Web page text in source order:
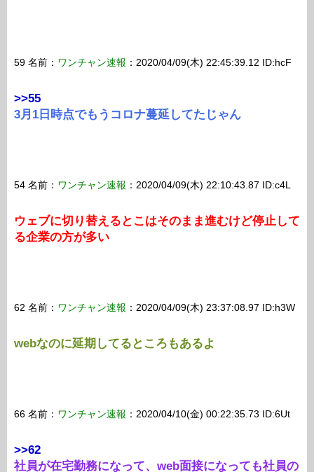
59 名前： ワンチャン速報 ：2020/04/09(木) 22:45:39.12 ID:hcF
>>55
3月1日時点でもうコロナ蔓延してたじゃん
54 名前： ワンチャン速報 ：2020/04/09(木) 22:10:43.87 ID:c4L
ウェブに切り替えるとこはそのまま進むけど停止して
る企業の方が多い
62 名前： ワンチャン速報 ：2020/04/09(木) 23:37:08.97 ID:h3W
webなのに延期してるところもあるよ
66 名前： ワンチャン速報 ：2020/04/10(金) 00:22:35.73 ID:6Ut
>>62
社員が在宅勤務になって、web面接になっても社員の